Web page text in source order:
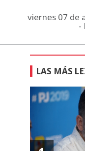
viernes 07 de
-
LAS MÁS